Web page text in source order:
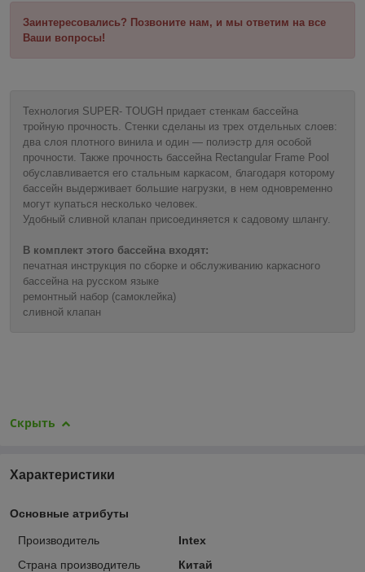
Заинтересовались? Позвоните нам, и мы ответим на все
Ваши вопросы!
Технология SUPER- TOUGH придает стенкам бассейна
тройную прочность. Стенки сделаны из трех отдельных слоев:
два слоя плотного винила и один ― полиэстр для особой
прочности. Также прочность бассейна Rectangular Frame Pool
обуславливается его стальным каркасом, благодаря которому
бассейн выдерживает большие нагрузки, в нем одновременно
могут купаться несколько человек.
Удобный сливной клапан присоединяется к садовому шлангу.
В комплект этого бассейна входят:
печатная инструкция по сборке и обслуживанию каркасного
бассейна на русском языке
ремонтный набор (самоклейка)
сливной клапан
Скрыть
Характеристики
Основные атрибуты
Производитель
Intex
Страна производитель
Китай